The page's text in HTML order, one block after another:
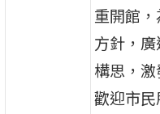
重開館
方針，
構思，
歡迎市